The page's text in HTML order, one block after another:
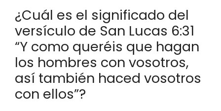
¿Cuál es el significado del
versículo de San Lucas 6:31
“Y como queréis que hagan
los hombres con vosotros,
así también haced vosotros
con ellos”?